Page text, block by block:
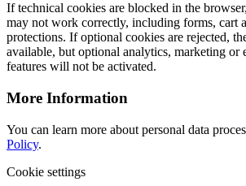
If technical cookies are blocked in the
may not work correctly, including forms, cart
protections. If optional cookies are rejected,
available, but optional analytics, marketing or
features will not be activated.
More Information
You can learn more about personal data
Policy.
Cookie settings